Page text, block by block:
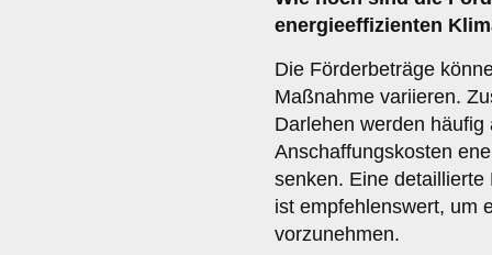
energieeffizienten
Die Förderbeträge
Maßnahme variieren.
Darlehen werden
Anschaffungskosten
senken. Eine
ist empfehlenswert, um
vorzunehmen.